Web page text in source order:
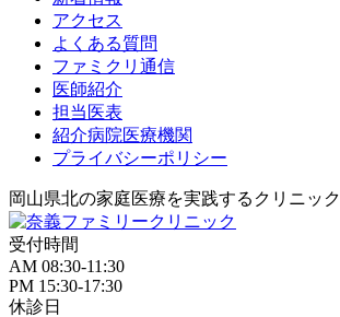
アクセス
よくある質問
ファミクリ通信
医師紹介
担当医表
紹介病院医療機関
プライバシーポリシー
岡山県北の家庭医療を実践するクリニック
受付時間
AM 08:30-11:30
PM 15:30-17:30
休診日